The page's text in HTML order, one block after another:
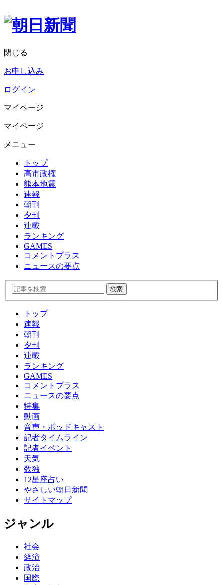
閉じる
お申し込み
ログイン
マイページ
マイページ
メニュー
トップ
高市政権
熊本地震
速報
朝刊
夕刊
連載
ランキング
GAMES
コメントプラス
ニュースの要点
トップ
速報
朝刊
夕刊
連載
ランキング
GAMES
コメントプラス
ニュースの要点
特集
動画
音声・ポッドキャスト
記者タイムライン
記者イベント
天気
数独
12星座占い
やさしい朝日新聞
サイトマップ
ジャンル
社会
経済
政治
国際